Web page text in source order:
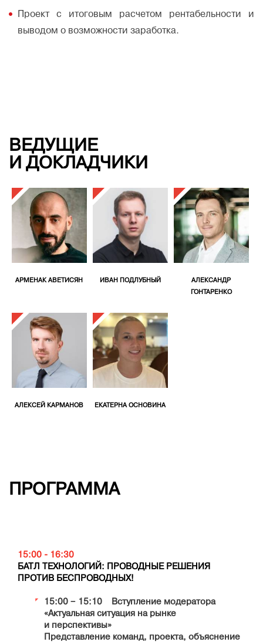
Проект с итоговым расчетом рентабельности и
выводом о возможности заработка.
ВЕДУЩИЕ
И ДОКЛАДЧИКИ
АРМЕНАК АВЕТИСЯН ИВАН ПОДЛУБНЫЙ
АЛЕКСАНДР
ГОНТАРЕНКО
АЛЕКСЕЙ КАРМАНОВ ЕКАТЕРНА ОСНОВИНА
ПРОГРАММА
15:00 - 16:30
БАТЛ ТЕХНОЛОГИЙ: ПРОВОДНЫЕ РЕШЕНИЯ
ПРОТИВ БЕСПРОВОДНЫХ!
15:00 − 15:10 Вступление модератора
«Актуальная ситуация на рынке
и перспективы»
Представление команд, проекта, объяснение